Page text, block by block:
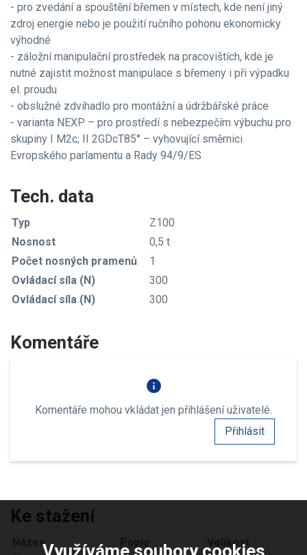
- pro zvedání a spouštění břemen v místech, kde není jiný
zdroj energie nebo je použití ručního pohonu ekonomicky
výhodné
- záložní manipulační prostředek na pracovištích, kde je
nutné zajistit možnost manipulace s břemeny i při výpadku
el. proudu
- obslužné zdvihadlo pro montážní a údržbářské práce
- varianta NEXP – pro prostředí s nebezpečím výbuchu pro
skupiny I M2c; II 2GDcT85° – vyhovující směrnici
Evropského parlamentu a Rady 94/9/ES
Tech. data
Typ
Z100
Nosnost
0,5 t
Počet nosných pramenů
1
Ovládací síla (N)
300
Ovládací síla (N)
300
Komentáře
info
Komentáře mohou vkládat jen přihlášení uživatelé.
Přihlásit
Ke stažení
Název Popis
Velikost
Využíváme soubory cookies